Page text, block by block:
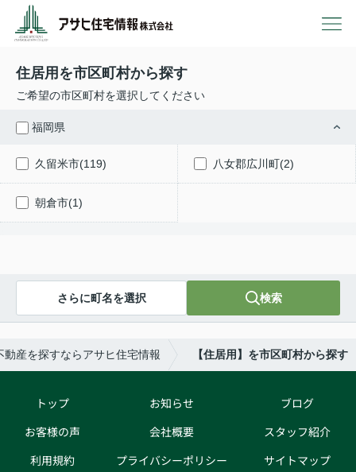
住居用を市区町村から探す
ご希望の市区町村を選択してください
福岡県
久留米市(119) 八女郡広川町(2)
朝倉市(1)
さらに町名を選択 検索
産を探すならアサヒ住宅情報 【住居用】を市区町村から探す
トップ
お客様の声
利用規約
お知らせ
会社概要
プライバシーポリシー
ブログ
スタッフ紹介
サイトマップ